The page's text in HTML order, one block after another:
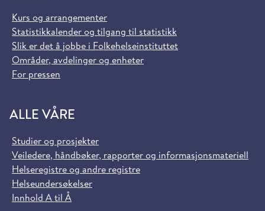
Kurs og arrangementer
Statistikkalender og tilgang til statistikk
Slik er det å jobbe i Folkehelseinstituttet
Områder, avdelinger og enheter
For pressen
ALLE VÅRE
Studier og prosjekter
Veiledere, håndbøker, rapporter og informasjonsmateriell
Helseregistre og andre registre
Helseundersøkelser
Innhold A til Å